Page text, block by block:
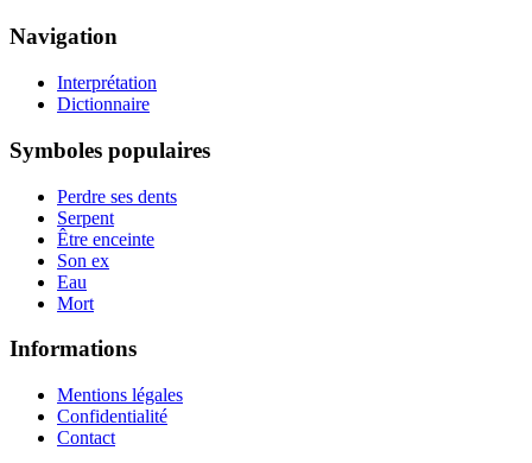
Navigation
Interprétation
Dictionnaire
Symboles populaires
Perdre ses dents
Serpent
Être enceinte
Son ex
Eau
Mort
Informations
Mentions légales
Confidentialité
Contact